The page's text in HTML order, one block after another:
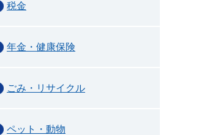
税金
年金・健康保険
ごみ・リサイクル
ペット・動物